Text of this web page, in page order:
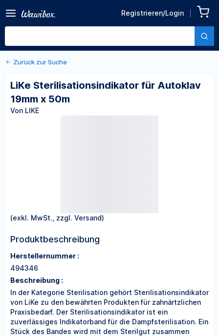
Registrieren/Login
für Autoklav 19mm x 50m
Von LIKE
Zurück zu den Produktdetails
Zurück zur Suche
LiKe Sterilisationsindikator für Autoklav
19mm x 50m
Von LIKE
(exkl. MwSt., zzgl. Versand)
Produktbeschreibung
Herstellernummer :
494346
Beschreibung :
In der Kategorie Sterilisation gehört Sterilisationsindikator
von LiKe zu den bewährten Produkten für zahnärtzlichen
Praxisbedarf. Der Sterilisationsindikator ist ein
zuverlässiges Indikatorband für die Dampfsterilisation. Ein
Stück des Bandes wird mit dem Sterilgut zusammen